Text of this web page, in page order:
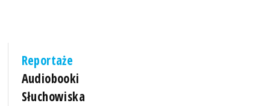
Reportaże
Audiobooki
Słuchowiska